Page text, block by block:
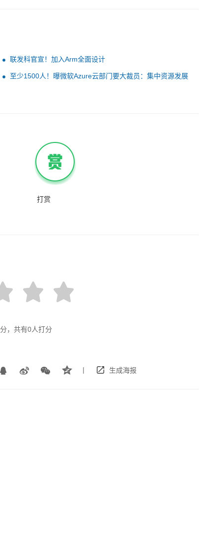
联发科官宣！加入Arm全面设计
至少1500人！曝微软Azure云部门要大裁员：集中资源发展
打赏
分，共有0人打分
| 生成海报